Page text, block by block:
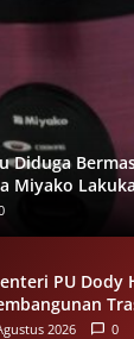
Diduga
Miyako
PU Dody
Longsor,
2026 0